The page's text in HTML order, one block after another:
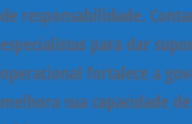
de responsabilidade.
especialistas para dar
operacional fortalece a
melhora sua capacidade